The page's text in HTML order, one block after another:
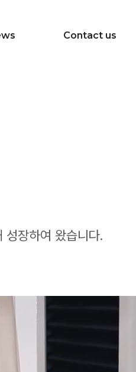
Contact us
장하여 왔습니다.